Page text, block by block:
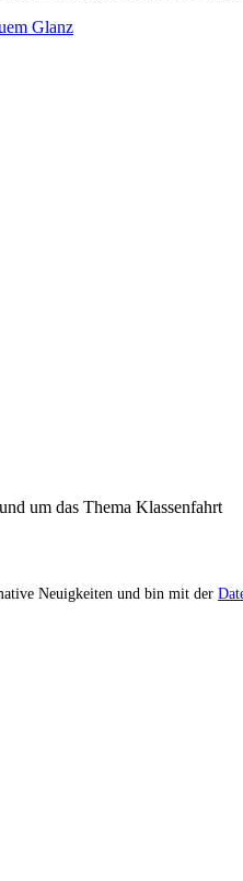
Glanz
um das Thema Klassenfahrt
Neuigkeiten und bin mit der